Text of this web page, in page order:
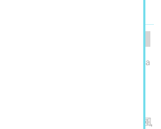
yukaringosha
近代芸術
たモダニズム詩のグループ「風